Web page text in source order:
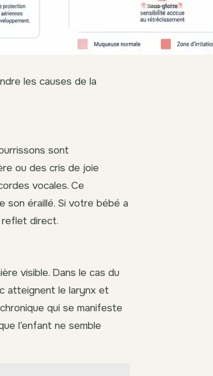
les causes de la
sont
ou des cris de joie
vocales. Ce
son éraillé. Si votre bébé a
reflet direct.
visible. Dans le cas du
atteignent le larynx et
qui se manifeste
l’enfant ne semble